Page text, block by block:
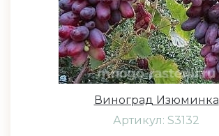
Виноград Изюминка
Артикул: S3132